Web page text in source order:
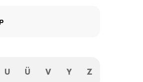
U Ü V Y Z